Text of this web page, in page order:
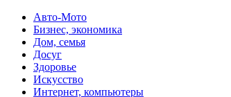
Авто-Мото
Бизнес, экономика
Дом, семья
Досуг
Здоровье
Искусство
Интернет, компьютеры